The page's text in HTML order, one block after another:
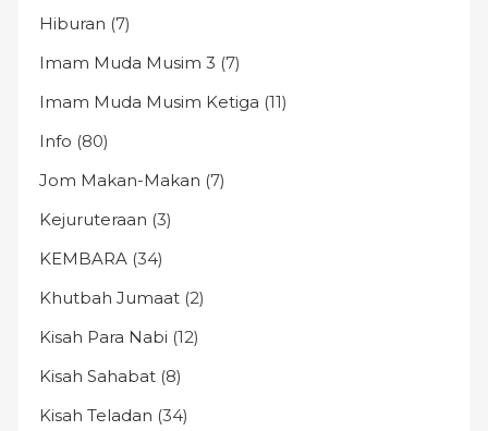
Hiburan (7)
Imam Muda Musim 3 (7)
Imam Muda Musim Ketiga (11)
Info (80)
Jom Makan-Makan (7)
Kejuruteraan (3)
KEMBARA (34)
Khutbah Jumaat (2)
Kisah Para Nabi (12)
Kisah Sahabat (8)
Kisah Teladan (34)